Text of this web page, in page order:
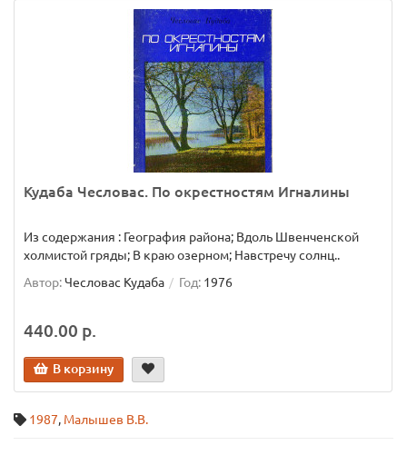
Кудаба Чесловас. По окрестностям Игналины
Из содержания : География района; Вдоль Швенченской
холмистой гряды; В краю озерном; Навстречу солнц..
Автор:Чесловас Кудаба Год: 1976
440.00 р.
В корзину
1987, Малышев В.В.